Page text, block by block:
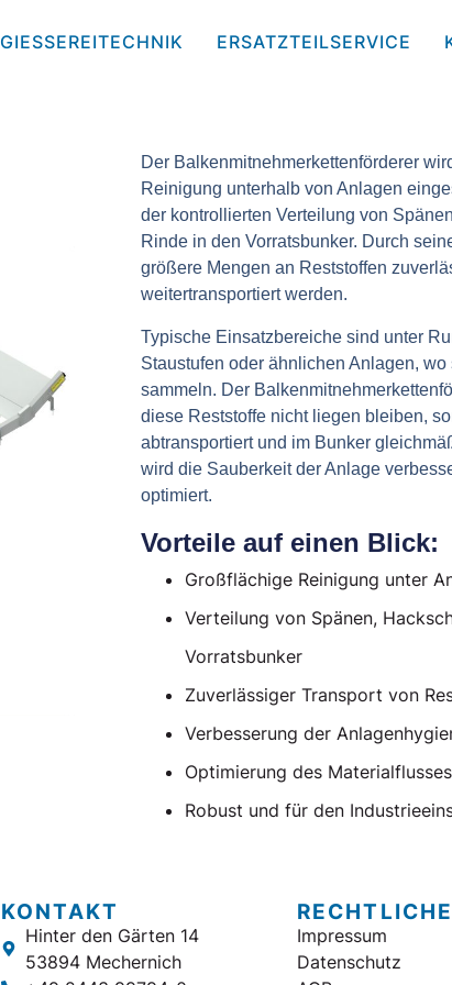
GIESSEREITECHNIK ERSATZTEILSERVICE
Der Balkenmitnehmerkettenförderer
Reinigung unterhalb von Anlagen
der kontrollierten Verteilung von
Rinde in den Vorratsbunker. Durch
größere Mengen an Reststoffen
weitertransportiert werden.
Typische Einsatzbereiche sind unter
Staustufen oder ähnlichen Anlagen, wo
sammeln. Der
diese Reststoffe nicht liegen bleiben,
abtransportiert und im Bunker
wird die Sauberkeit der Anlage
optimiert.
Vorteile auf einen Blick:
Großflächige Reinigung unter
Verteilung von Spänen,
Vorratsbunker
Zuverlässiger Transport von
Verbesserung der
Optimierung des Materialflusses
Robust und für den
KONTAKT
Hinter den Gärten 14
53894 Mechernich
Impressum
Datenschutz